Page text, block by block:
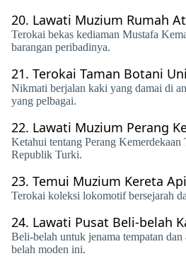
20. Lawati Muzium Rumah
​​Terokai bekas kediaman Mustafa
barangan peribadinya.
21. Terokai Taman Botani
Nikmati berjalan kaki yang damai di
yang pelbagai.
22. Lawati Muzium Perang
Ketahui tentang Perang Kemerdekaan
Republik Turki.
23. Temui Muzium Kereta
Terokai koleksi lokomotif bersejarah
24. Lawati Pusat Beli-belah
Beli-belah untuk jenama tempatan dan
belah moden ini.